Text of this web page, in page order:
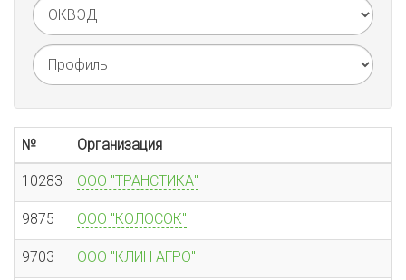
№ Организация
10283 ООО "ТРАНСТИКА"
9875 ООО "КОЛОСОК"
9703 ООО "КЛИН АГРО"